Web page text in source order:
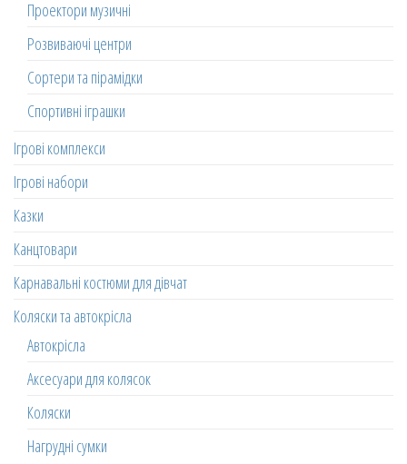
Проектори музичні
Розвиваючі центри
Сортери та пірамідки
Спортивні іграшки
Ігрові комплекси
Ігрові набори
Казки
Канцтовари
Карнавальні костюми для дівчат
Коляски та автокрісла
Автокрісла
Аксесуари для колясок
Коляски
Нагрудні сумки